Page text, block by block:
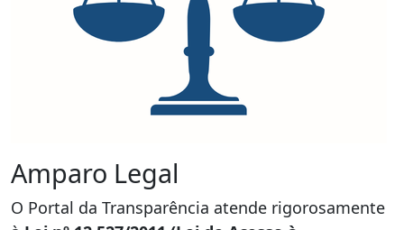
Amparo Legal
O Portal da Transparência atende rigorosamente